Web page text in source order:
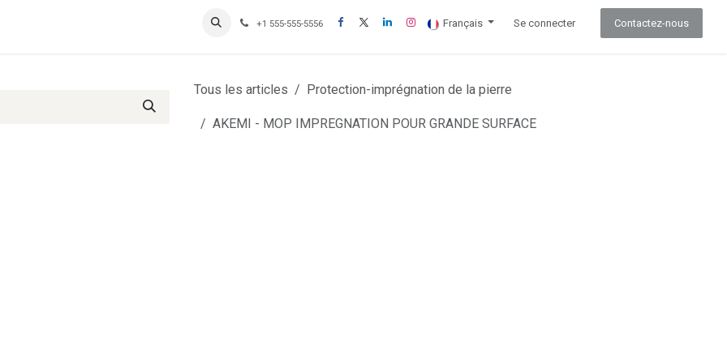
Inscription Clients professionnels+1 555-555-5556 Français Se connecter Contactez-nous
Tous les articles Protection-imprégnation de la pierre
AKEMI - MOP IMPREGNATION POUR GRANDE SURFACE